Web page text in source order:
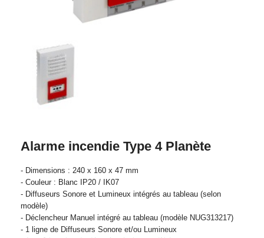
Alarme incendie Type 4 Planète
- Dimensions : 240 x 160 x 47 mm
- Couleur : Blanc IP20 / IK07
- Diffuseurs Sonore et Lumineux intégrés au tableau (selon
modèle)
- Déclencheur Manuel intégré au tableau (modèle NUG313217)
- 1 ligne de Diffuseurs Sonore et/ou Lumineux